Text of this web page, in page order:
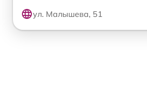
ул. Малышева, 51